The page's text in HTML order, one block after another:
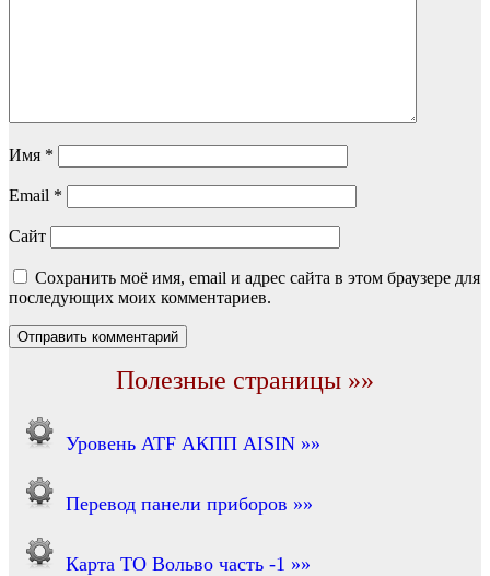
Имя *
Email *
Сайт
Сохранить моё имя, email и адрес сайта в этом браузере для
последующих моих комментариев.
Полезные страницы »»
Уровень ATF АКПП AISIN »»
Перевод панели приборов »»
Карта ТО Вольво часть -1 »»